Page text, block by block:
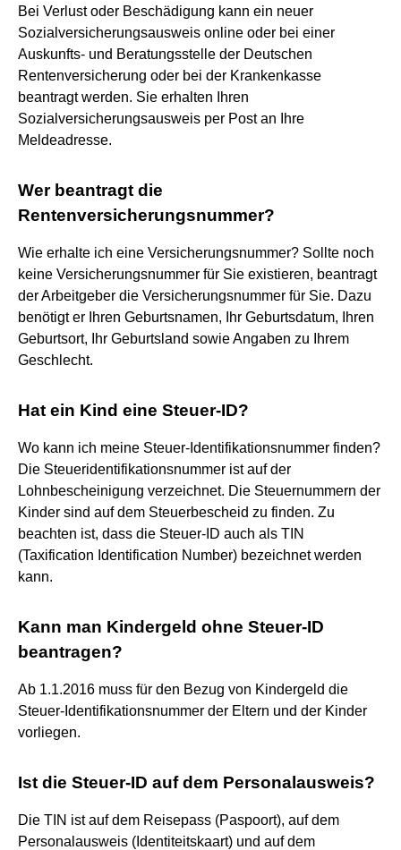
Bei Verlust oder Beschädigung kann ein neuer
Sozialversicherungsausweis online oder bei einer
Auskunfts- und Beratungsstelle der Deutschen
Rentenversicherung oder bei der Krankenkasse
beantragt werden. Sie erhalten Ihren
Sozialversicherungsausweis per Post an Ihre
Meldeadresse.
Wer beantragt die
Rentenversicherungsnummer?
Wie erhalte ich eine Versicherungsnummer? Sollte noch
keine Versicherungsnummer für Sie existieren, beantragt
der Arbeitgeber die Versicherungsnummer für Sie. Dazu
benötigt er Ihren Geburtsnamen, Ihr Geburtsdatum, Ihren
Geburtsort, Ihr Geburtsland sowie Angaben zu Ihrem
Geschlecht.
Hat ein Kind eine Steuer-ID?
Wo kann ich meine Steuer-Identifikationsnummer finden?
Die Steueridentifikationsnummer ist auf der
Lohnbescheinigung verzeichnet. Die Steuernummern der
Kinder sind auf dem Steuerbescheid zu finden. Zu
beachten ist, dass die Steuer-ID auch als TIN
(Taxification Identification Number) bezeichnet werden
kann.
Kann man Kindergeld ohne Steuer-ID
beantragen?
Ab 1.1.2016 muss für den Bezug von Kindergeld die
Steuer-Identifikationsnummer der Eltern und der Kinder
vorliegen.
Ist die Steuer-ID auf dem Personalausweis?
Die TIN ist auf dem Reisepass (Paspoort), auf dem
Personalausweis (Identiteitskaart) und auf dem